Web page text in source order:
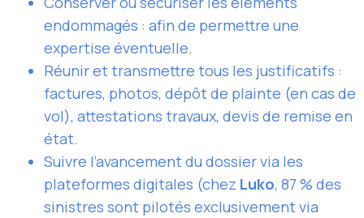
endommagés : afin de permettre une
expertise éventuelle.
Réunir et transmettre tous les justificatifs :
factures, photos, dépôt de plainte (en cas de
vol), attestations travaux, devis de remise en
état.
Suivre l’avancement du dossier via les
plateformes digitales (chez Luko, 87 % des
sinistres sont pilotés exclusivement via